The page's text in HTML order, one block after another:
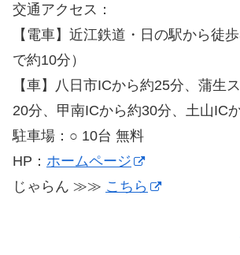
交通アクセス：
【電車】近江鉄道・日の駅から徒
で約10分）
【車】八日市ICから約25分、蒲生
20分、甲南ICから約30分、土山IC
駐車場：○ 10台 無料
HP： ホームページ
じゃらん ≫≫ こちら